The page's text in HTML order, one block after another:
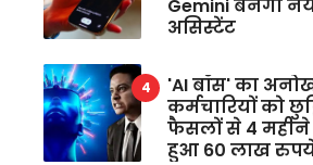
Gemini बनेगा
असिस्टेंट
'AI बॉस' का
कर्मचारियों को
फैसलों से 4
हुआ 60 लाख